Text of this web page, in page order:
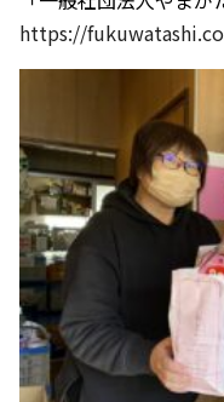
https://